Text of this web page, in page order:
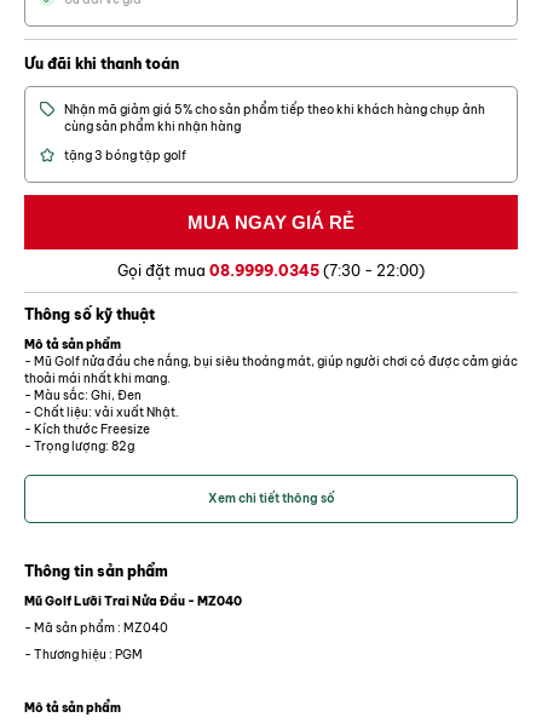
Ưu đãi khi thanh toán
Nhận mã giảm giá 5% cho sản phẩm tiếp theo khi khách hàng chụp ảnh
cùng sản phẩm khi nhận hàng
tặng 3 bóng tập golf
Gọi đặt mua 08.9999.0345 (7:30 - 22:00)
Thông số kỹ thuật
Mô tả sản phẩm
- Mũ Golf nửa đầu che nắng, bụi siêu thoáng mát, giúp người chơi có được cảm giác
thoải mái nhất khi mang.
- Màu sắc: Ghi, Đen
- Chất liệu: vải xuất Nhật.
- Kích thước Freesize
- Trọng lượng: 82g
Xem chi tiết thông số
Thông tin sản phẩm
Mũ Golf Lưỡi Trai Nửa Đầu - MZ040
- Mã sản phẩm : MZ040
- Thương hiệu : PGM
Mô tả sản phẩm
Tính năng